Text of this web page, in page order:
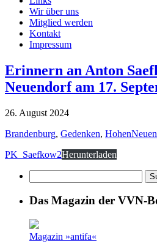
Wir über uns
Mitglied werden
Kontakt
Impressum
Erinnern an Anton
Neuendorf am 17.
26. August 2024
Brandenburg, Gedenken,
PK_Saefkow2Herunterladen
Das Magazin der VVN-
Magazin »antifa«